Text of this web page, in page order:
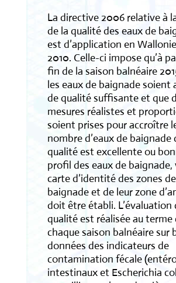
La directive 2006 relative à
de la qualité des eaux de
est d’application en
2010. Celle-ci impose qu’à
fin de la saison balnéaire
les eaux de baignade soient
de qualité suffisante et que
mesures réalistes et
soient prises pour accroître
nombre d’eaux de baignade
qualité est excellente ou
profil des eaux de
carte d’identité des zones de
baignade et de leur zone
doit être établi. L’évaluation
qualité est réalisée au terme
chaque saison balnéaire sur
données des indicateurs de
contamination fécale
intestinaux et Escherichia